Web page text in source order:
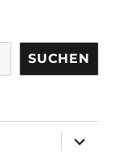
SUCHEN
öffnen